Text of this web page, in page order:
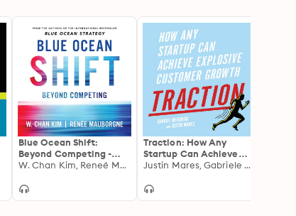
Blue Ocean Shift:
Beyond Competing -
Proven Steps to Inspire
New Growth
W. Chan Kim, Reneé Mauborgne
Traction: How Any
Startup Can Achieve
Explosive Customer
Justin Mares, Gabriele Weinberg